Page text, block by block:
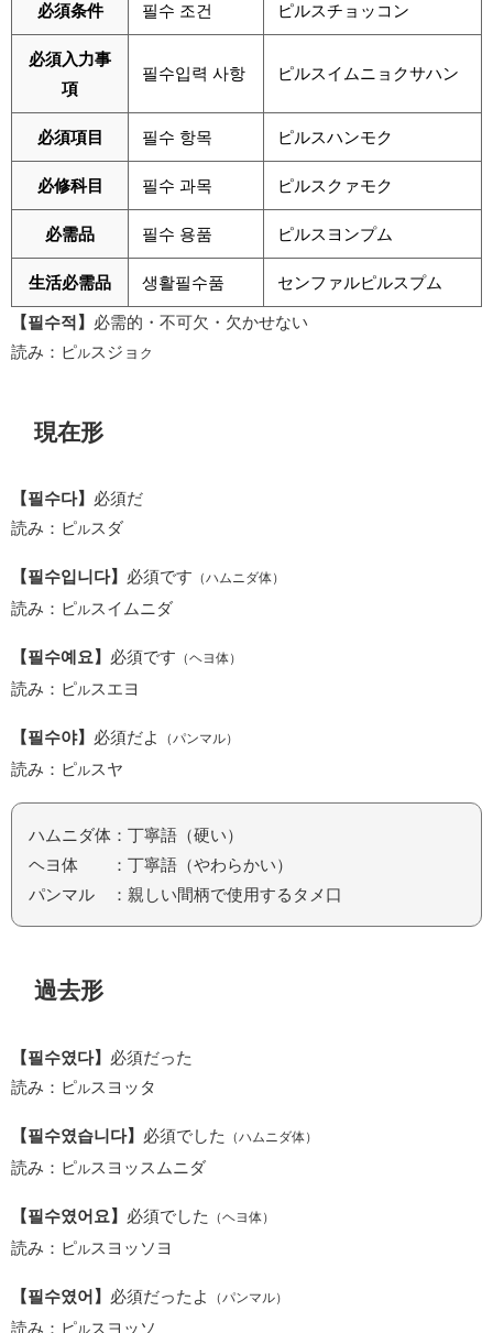
必須条件 필수 조건 ピルスチョッコン
必須入力事
項
필수입력 사항 ピルスイムニョクサハン
必須項目 필수 항목 ピルスハンモク
必修科目 필수 과목 ピルスクァモク
必需品 필수 용품 ピルスヨンプム
生活必需品 생활필수품 センファルピルスプム
【필수적】 必需的・不可欠・欠かせない
読み：ピルスジョ ク
現在形
【필수다】 必須だ
読み：ピルスダ
【필수입니다】 必須です （ハムニダ体）
読み：ピルスイムニダ
【필수예요】 必須です （ヘヨ体）
読み：ピルスエヨ
【필수야】 必須だよ （パンマル）
読み：ピルスヤ
ハムニダ体：丁寧語（硬い）
ヘヨ体 ：丁寧語（やわらかい）
パンマル ：親しい間柄で使用するタメ口
過去形
【필수였다】 必須だった
読み：ピルスヨッタ
【필수였습니다】 必須でした （ハムニダ体）
読み：ピルスヨッスムニダ
【필수였어요】 必須でした （ヘヨ体）
読み：ピルスヨッソヨ
【필수였어】 必須だったよ （パンマル）
読み：ピルスヨッソ